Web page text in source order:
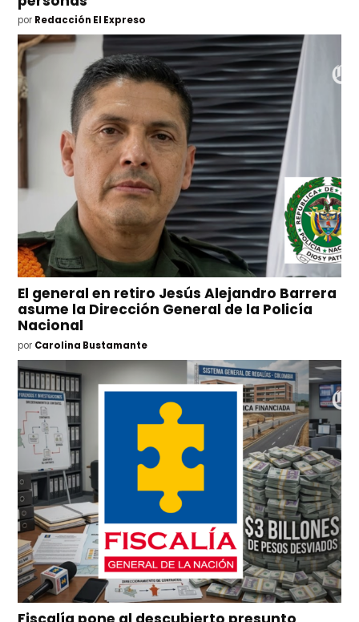
por Redacción El Expreso
El general en retiro Jesús Alejandro Barrera
asume la Dirección General de la Policía
Nacional
por Carolina Bustamante